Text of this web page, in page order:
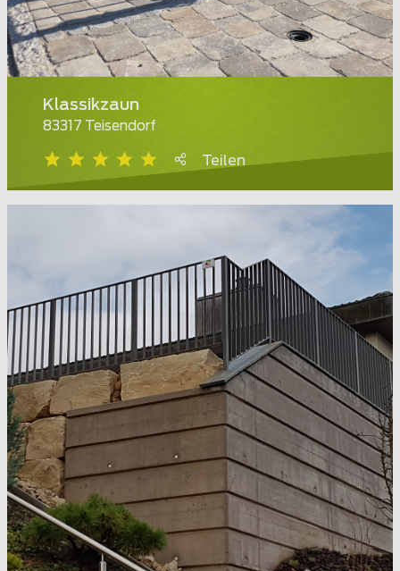
Klassikzaun
83317 Teisendorf
Teilen